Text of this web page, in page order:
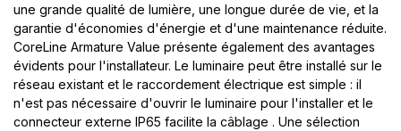
une grande qualité de lumière, une longue durée de vie, et la
garantie d'économies d'énergie et d'une maintenance réduite.
CoreLine Armature Value présente également des avantages
évidents pour l'installateur. Le luminaire peut être installé sur le
réseau existant et le raccordement électrique est simple : il
n'est pas nécessaire d'ouvrir le luminaire pour l'installer et le
connecteur externe IP65 facilite la câblage . Une sélection